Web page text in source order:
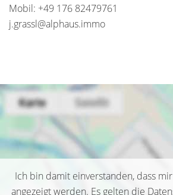
Mobil: +49 176 82479761
j.grassl@alphaus.immo
Ich bin damit einverstanden, dass
angezeigt werden. Es gelten die